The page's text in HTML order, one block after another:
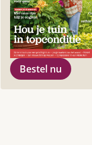
Bestel nu